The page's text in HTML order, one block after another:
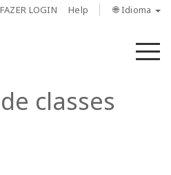
FAZER LOGIN Help 🌐 Idioma
classes